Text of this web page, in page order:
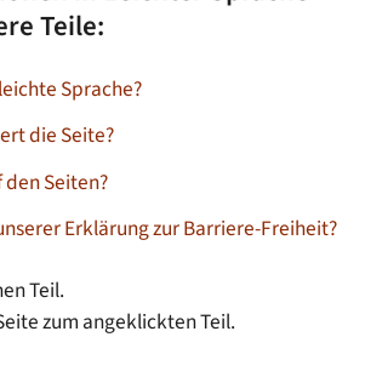
Teile:
Sprache?
die Seite?
Seiten?
Erklärung zur Barriere-Freiheit?
Teil.
zum angeklickten Teil.